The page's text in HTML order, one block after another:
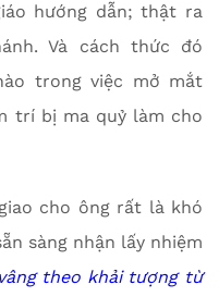
hướng dẫn; thật ra
Và cách thức đó
trong việc mở mắt
trí bị ma quỷ làm cho
cho ông rất là khó
sàng nhận lấy nhiệm
theo khải tượng từ